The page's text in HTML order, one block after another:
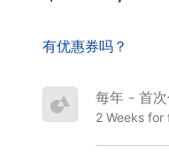
有优惠券吗？
每年 - 首
2 Weeks